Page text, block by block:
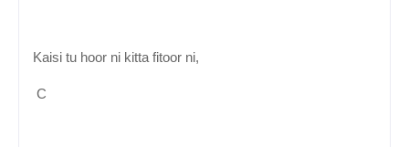
Kaisi tu hoor ni kitta fitoor ni,
C